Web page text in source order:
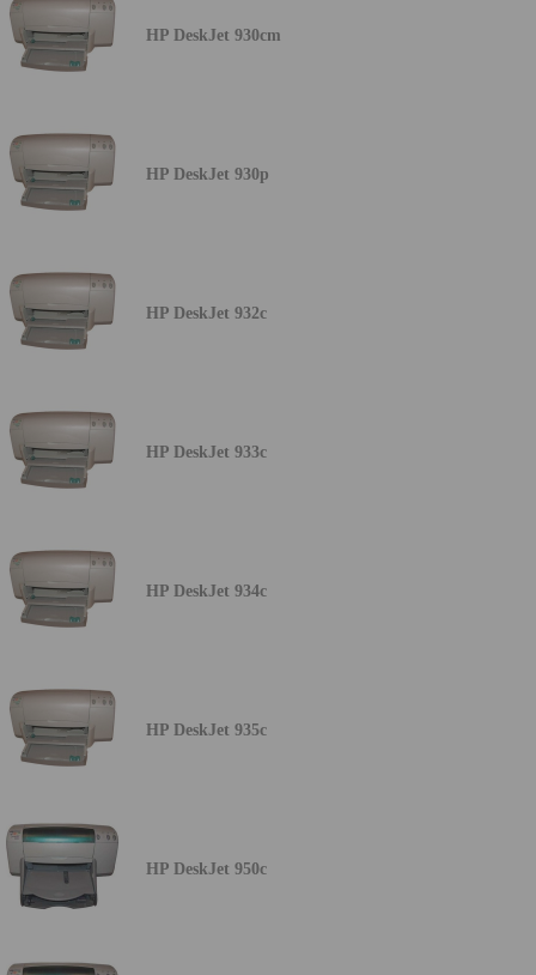
HP DeskJet 930cm
HP DeskJet 930p
HP DeskJet 932c
HP DeskJet 933c
HP DeskJet 934c
HP DeskJet 935c
HP DeskJet 950c